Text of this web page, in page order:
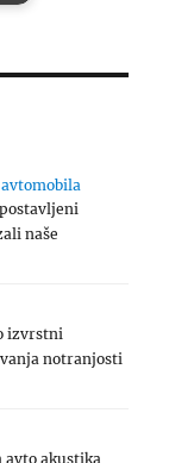
naše
izvrstni
notranjosti
avto akustika